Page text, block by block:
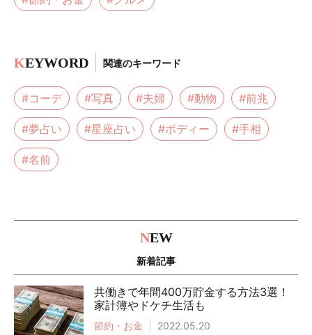
KEYWORD 関連のキーワード
#コーデ #写真 #夫婦 #動物 #前兆
#夢占い #星座占い #ボディー #手相
#名前
NEW
新着記事
共働きで年間400万貯金する方法3選！
家計簿やドケチ生活も
節約・お金 2022.05.20